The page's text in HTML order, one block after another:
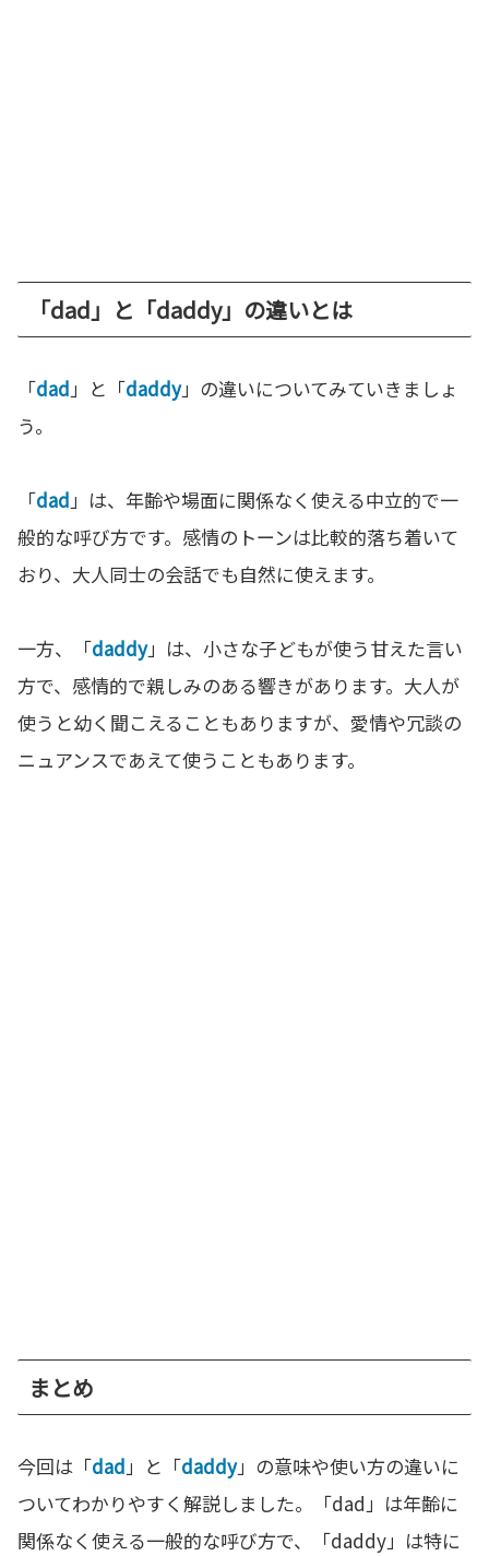
「dad」と「daddy」の違いとは
「dad」と「daddy」の違いについてみていきましょ
う。
「dad」は、年齢や場面に関係なく使える中立的で一
般的な呼び方です。感情のトーンは比較的落ち着いて
おり、大人同士の会話でも自然に使えます。
一方、「daddy」は、小さな子どもが使う甘えた言い
方で、感情的で親しみのある響きがあります。大人が
使うと幼く聞こえることもありますが、愛情や冗談の
ニュアンスであえて使うこともあります。
まとめ
今回は「dad」と「daddy」の意味や使い方の違いに
ついてわかりやすく解説しました。「dad」は年齢に
関係なく使える一般的な呼び方で、「daddy」は特に